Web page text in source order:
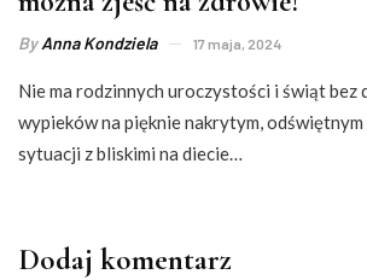
ByAnna Kondziela 17 maja, 2024
Nie ma rodzinnych uroczystości i świąt bez
wypieków na pięknie nakrytym,
sytuacji z bliskimi na diecie…
Dodaj komentarz